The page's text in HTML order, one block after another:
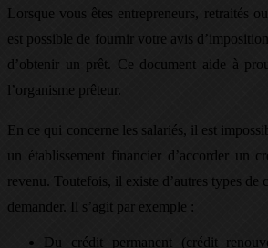
Lorsque vous êtes entrepreneurs, retraités
est possible de fournir votre avis
d’obtenir un prêt. Ce document aide à
l’organisme prêteur.
En ce qui concerne les salariés, il est
un établissement financier d’accorder un
revenu. Toutefois, il existe d’autres types de
demander. Il s’agit par exemple :
Du crédit permanent (crédit